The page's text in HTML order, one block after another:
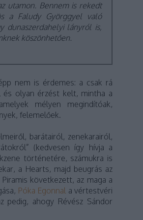
utamon. Bennem is rekedt
a Faludy Györggyel való
dunaszerdahelyi lányról is,
köszönhetően.
nem is érdemes: a csak rá
és olyan érzést kelt, mintha a
mélyen megindítóak,
felemelőek.
barátairól, zenekarairól,
(kedvesen így hívja a
történetére, számukra is
a Hearts, majd beugrás az
következett, az maga a
Póka Egonnal a vértestvéri
pedig, ahogy Révész Sándor